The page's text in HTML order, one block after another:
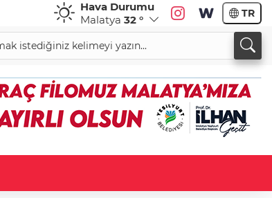
Hava Durumu
Malatya 32 ° TR